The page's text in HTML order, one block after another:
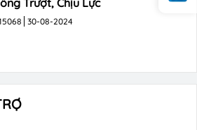
Trượt, Chịu Lực
30-08-2024